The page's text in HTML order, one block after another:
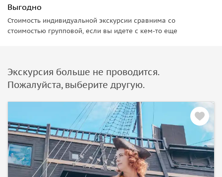
Выгодно
Стоимость индивидуальной экскурсии сравнима со
стоимостью групповой, если вы идете с кем-то еще
Экскурсия больше не проводится.
Пожалуйста, выберите другую.